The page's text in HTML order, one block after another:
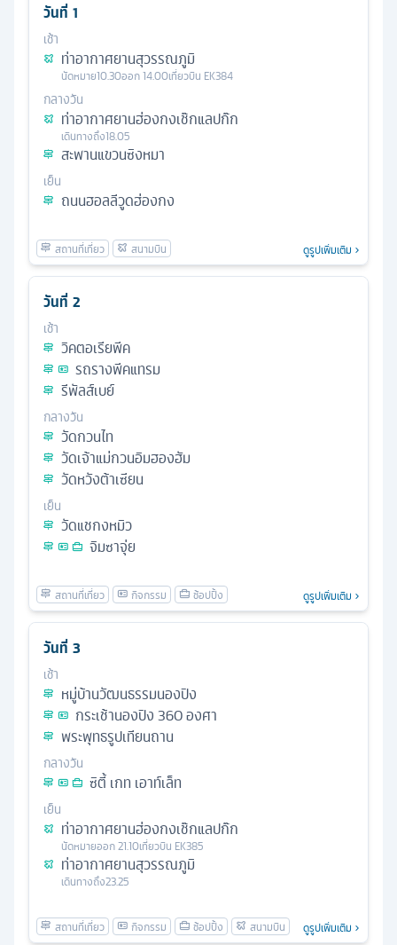
วันที่ 1
เช้า
ท่าอากาศยานสุวรรณภูมิ
นัดหมาย10.30ออก14.00เที่ยวบิน EK384
กลางวัน
ท่าอากาศยานฮ่องกงเช๊กแลปก๊ก
เดินทางถึง18.05
สะพานแขวนซิงหมา
เย็น
ถนนฮอลลีวูดฮ่องกง
ดูรูปเพิ่มเติม
วันที่ 2
เช้า
วิคตอเรียพีค
รถรางพีคแทรม
รีพัลส์เบย์
กลางวัน
วัดกวนไท
วัดเจ้าแม่กวนอิมฮองฮัม
วัดหวังต้าเซียน
เย็น
วัดแชกงหมิว
จิมซาจุ่ย
ดูรูปเพิ่มเติม
วันที่ 3
เช้า
หมู่บ้านวัฒนธรรมนองปิง
กระเช้านองปิง 360 องศา
พระพุทธรูปเทียนถาน
กลางวัน
ซิตี้ เกท เอาท์เล็ท
เย็น
ท่าอากาศยานฮ่องกงเช๊กแลปก๊ก
นัดหมายออก21.10เที่ยวบิน EK385
ท่าอากาศยานสุวรรณภูมิ
เดินทางถึง23.25
ดูรูปเพิ่มเติม